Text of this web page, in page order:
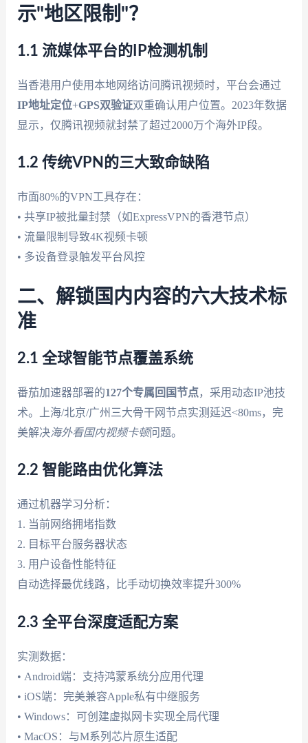
示"地区限制"？
1.1 流媒体平台的IP检测机制
当香港用户使用本地网络访问腾讯视频时，平台会通过
IP地址定位+GPS双验证双重确认用户位置。2023年数据
显示，仅腾讯视频就封禁了超过2000万个海外IP段。
1.2 传统VPN的三大致命缺陷
市面80%的VPN工具存在：
• 共享IP被批量封禁（如ExpressVPN的香港节点）
• 流量限制导致4K视频卡顿
• 多设备登录触发平台风控
二、解锁国内内容的六大技术标
准
2.1 全球智能节点覆盖系统
番茄加速器部署的127个专属回国节点，采用动态IP池技
术。上海/北京/广州三大骨干网节点实测延迟<80ms，完
美解决海外看国内视频卡顿问题。
2.2 智能路由优化算法
通过机器学习分析：
1. 当前网络拥堵指数
2. 目标平台服务器状态
3. 用户设备性能特征
自动选择最优线路，比手动切换效率提升300%
2.3 全平台深度适配方案
实测数据：
• Android端：支持鸿蒙系统分应用代理
• iOS端：完美兼容Apple私有中继服务
• Windows：可创建虚拟网卡实现全局代理
• MacOS：与M系列芯片原生适配